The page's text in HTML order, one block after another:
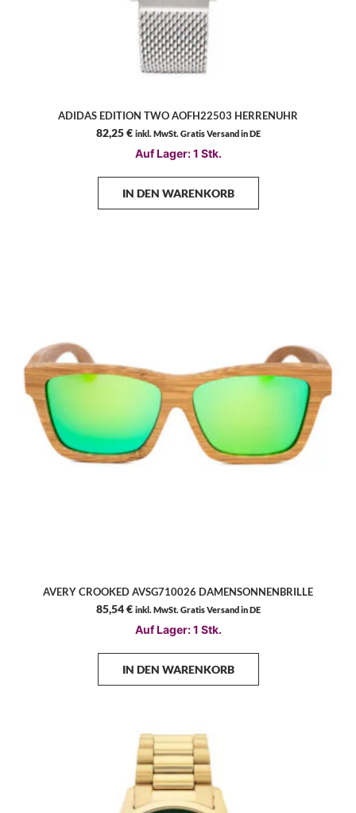
ADIDAS EDITION TWO AOFH22503 HERRENUHR
82,25€ inkl. MwSt. Gratis Versand in DE
Auf Lager: 1 Stk.
IN DEN WARENKORB
AVERY CROOKED AVSG710026 DAMENSONNENBRILLE
85,54€ inkl. MwSt. Gratis Versand in DE
Auf Lager: 1 Stk.
IN DEN WARENKORB